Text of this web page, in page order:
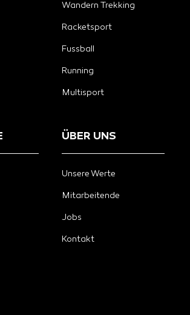
Wandern Trekking
Racketsport
Fussball
Running
Multisport
ÜBER UNS
Unsere Werte
Mitarbeitende
Jobs
Kontakt